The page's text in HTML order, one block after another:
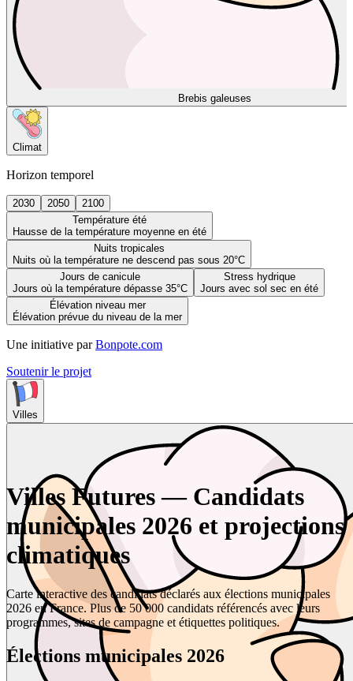
Brebis galeuses
Climat
Horizon temporel
2030 2050
2100
Température été
Hausse de la température moyenne en été
Nuits tropicales
Nuits où la température ne descend pas sous 20°C
Jours de canicule
Jours où la température dépasse 35°C
Stress hydrique
Jours avec sol sec en été
Élévation niveau mer
Élévation prévue du niveau de la mer
Une initiative par Bonpote.com
Soutenir le projet
Villes
Villes Futures — Candidats
municipales 2026 et projections
climatiques
Carte interactive des candidats déclarés aux élections municipales
2026 en France. Plus de 50 000 candidats référencés avec leurs
programmes, sites de campagne et étiquettes politiques.
Élections municipales 2026